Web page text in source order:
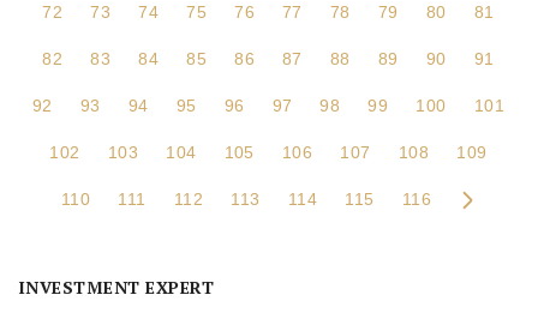
72 73 74 75 76 77 78 79 80 81
82 83 84 85 86 87 88 89 90 91
92 93 94 95 96 97 98 99 100 101
102 103 104 105 106 107 108 109
110 111 112 113 114 115 116
INVESTMENT EXPERT